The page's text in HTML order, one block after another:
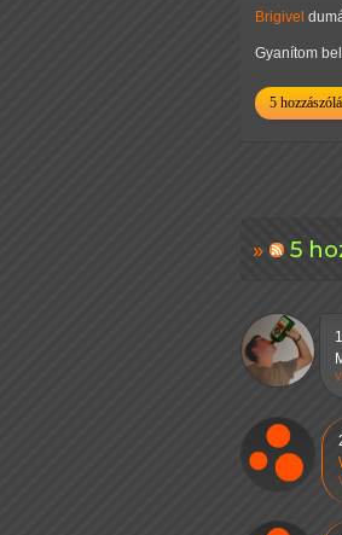
Brigivel
Gyanítom
5
5